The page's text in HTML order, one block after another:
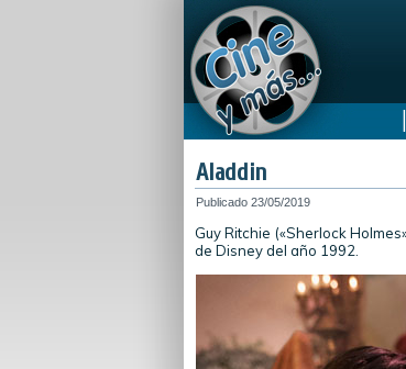
Aladdin
Publicado 23/05/2019
Guy Ritchie («Sherlock
de Disney del año 1992.